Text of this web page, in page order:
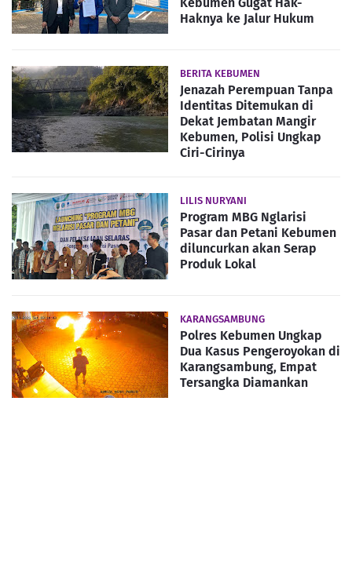
Haknya ke Jalur Hukum
BERITA KEBUMEN
Jenazah Perempuan Tanpa
Identitas Ditemukan di
Dekat Jembatan Mangir
Kebumen, Polisi Ungkap
Ciri-Cirinya
LILIS NURYANI
Program MBG Nglarisi
Pasar dan Petani Kebumen
diluncurkan akan Serap
Produk Lokal
KARANGSAMBUNG
Polres Kebumen Ungkap
Dua Kasus Pengeroyokan di
Karangsambung, Empat
Tersangka Diamankan